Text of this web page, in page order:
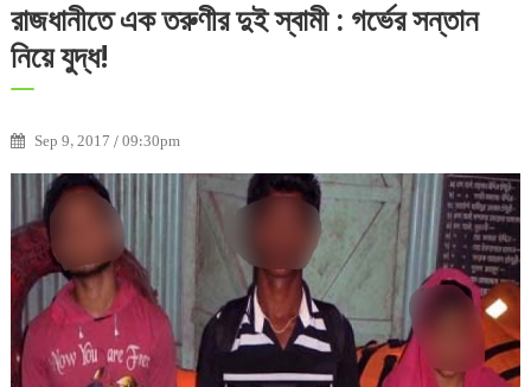
রাজধানীতে এক তরুণীর দুই স্বামী : গর্ভের সন্তান
নিয়ে যুদ্ধ!
Sep 9, 2017 / 09:30pm